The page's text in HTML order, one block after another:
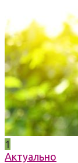
1
Актуально